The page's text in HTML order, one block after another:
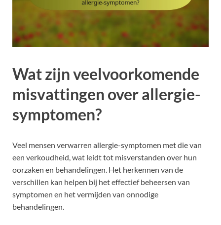
Wat zijn veelvoorkomende
misvattingen over allergie-
symptomen?
Veel mensen verwarren allergie-symptomen met die van
een verkoudheid, wat leidt tot misverstanden over hun
oorzaken en behandelingen. Het herkennen van de
verschillen kan helpen bij het effectief beheersen van
symptomen en het vermijden van onnodige
behandelingen.